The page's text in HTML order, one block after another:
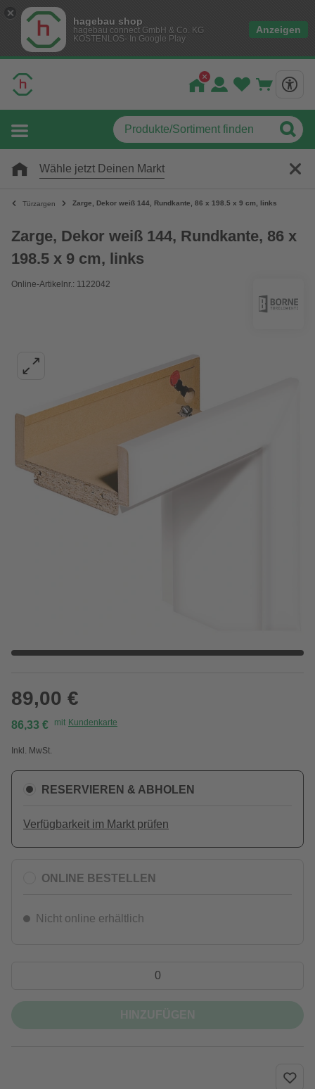
hagebau shop
hagebau connect GmbH & Co. KG
KOSTENLOS- In Google Play
Anzeigen
Wähle jetzt Deinen Markt
Türzargen Zarge, Dekor weiß 144, Rundkante, 86 x 198.5 x 9 cm, links
Zarge, Dekor weiß 144, Rundkante, 86 x
198.5 x 9 cm, links
Online-Artikelnr.: 1122042
89,00 €
86,33 € mit Kundenkarte
Inkl. MwSt.
RESERVIEREN & ABHOLEN
Verfügbarkeit im Markt prüfen
ONLINE BESTELLEN
Nicht online erhältlich